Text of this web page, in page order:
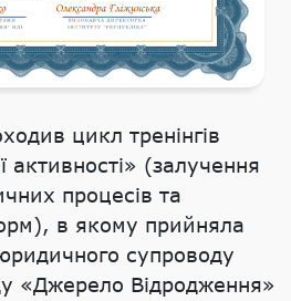
цикл тренінгів
активності» (залучення
процесів та
в якому прийняла
супроводу
«Джерело Відродження»